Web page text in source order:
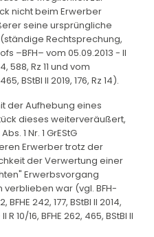
nicht beim Erwerber
seine ursprüngliche
Rechtsprechung,
–BFH– vom 05.09.2013 - II
588, Rz 11 und vom
BStBl II 2019, 176, Rz 14).
der Aufhebung eines
dieses weiterveräußert,
1 Nr. 1 GrEStG
Erwerber trotz der
der Verwertung einer
Erwerbsvorgang
war (vgl. BFH-
242, 177, BStBl II 2014,
10/16, BFHE 262, 465, BStBl II